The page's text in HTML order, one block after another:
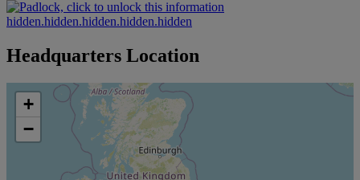
hidden.hidden.hidden.hidden.hidden
Headquarters Location
+
−